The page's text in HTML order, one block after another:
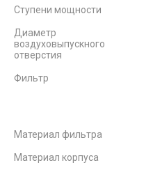
Ступени мощности
Диаметр
воздуховыпускного
отверстия
Фильтр
Материал фильтра
Материал корпуса